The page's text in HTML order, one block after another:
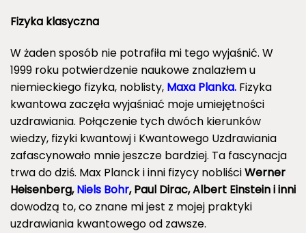
Fizyka klasyczna
W żaden sposób nie potrafiła mi tego wyjaśnić. W
1999 roku potwierdzenie naukowe znalazłem u
niemieckiego fizyka, noblisty, Maxa Planka. Fizyka
kwantowa zaczęła wyjaśniać moje umiejętności
uzdrawiania. Połączenie tych dwóch kierunków
wiedzy, fizyki kwantowj i Kwantowego Uzdrawiania
zafascynowało mnie jeszcze bardziej. Ta fascynacja
trwa do dziś. Max Planck i inni fizycy nobliściWerner
Heisenberg,Niels Bohr,Paul Dirac,Albert Einstein i inni
dowodzą to, co znane mi jest z mojej praktyki
uzdrawiania kwantowego od zawsze.